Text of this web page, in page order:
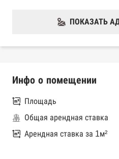
ПОКАЗАТЬ
Инфо о помещении
Площадь
Общая арендная ставка
Арендная ставка за 1м²